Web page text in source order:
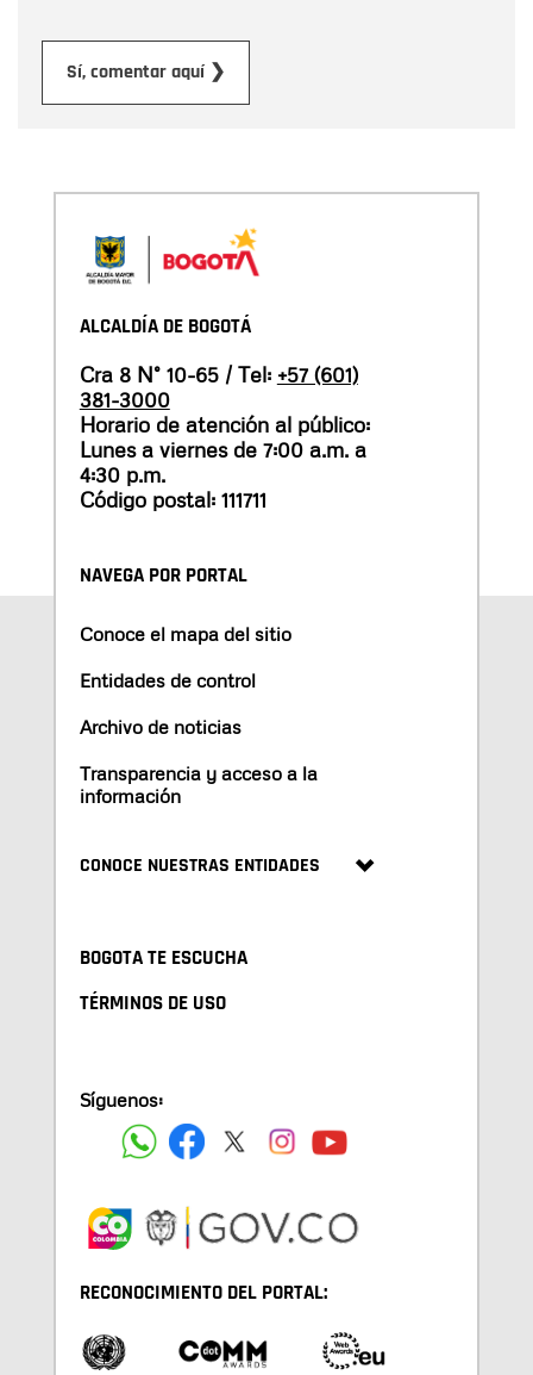
Sí, comentar aquí ❯
ALCALDÍA DE BOGOTÁ
Cra 8 N° 10-65 / Tel: +57 (601)
381-3000
Horario de atención al público:
Lunes a viernes de 7:00 a.m. a
4:30 p.m.
Código postal: 111711
NAVEGA POR PORTAL
Conoce el mapa del sitio
Entidades de control
Archivo de noticias
Transparencia y acceso a la
información
CONOCE NUESTRAS ENTIDADES
BOGOTA TE ESCUCHA
TÉRMINOS DE USO
Síguenos:
RECONOCIMIENTO DEL PORTAL: